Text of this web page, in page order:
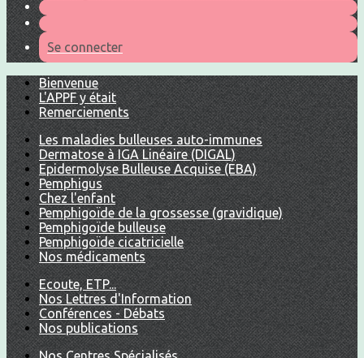
Se connecter
Bienvenue
L'APPF y était
Remerciements
Les maladies bulleuses auto-immunes
Dermatose à IGA Linéaire (DIGAL)
Epidermolyse Bulleuse Acquise (EBA)
Pemphigus
Chez l'enfant
Pemphigoïde de la grossesse (gravidique)
Pemphigoïde bulleuse
Pemphigoïde cicatricielle
Nos médicaments
Ecoute, ETP...
Nos Lettres d'Information
Conférences - Débats
Nos publications